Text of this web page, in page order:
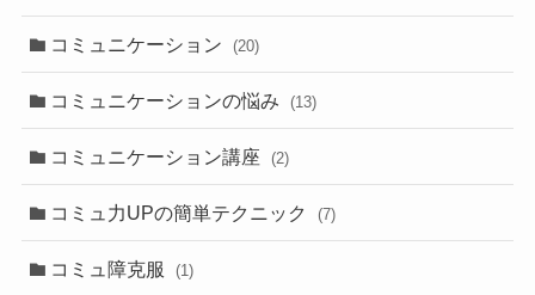
コミュニケーション (20)
コミュニケーションの悩み (13)
コミュニケーション講座 (2)
コミュ力UPの簡単テクニック (7)
コミュ障克服 (1)